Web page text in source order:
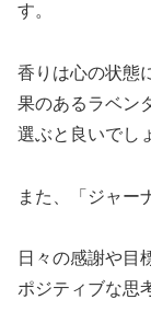
す。
香りは心の状態
果のあるラベン
選ぶと良いでし
また、「ジャー
日々の感謝や目
ポジティブな思